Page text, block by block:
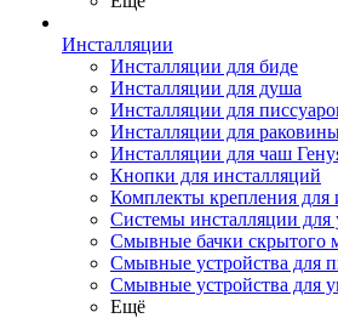
Инсталляции
Инсталляции для биде
Инсталляции для душа
Инсталляции для
Инсталляции для
Инсталляции для чаш
Кнопки для инсталляций
Комплекты крепления для
Системы инсталляции для
Смывные бачки скрытого
Смывные устройства для
Смывные устройства для
Ещё